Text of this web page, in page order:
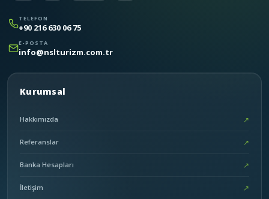
TELEFON
+90 216 630 06 75
E-POSTA
info@nslturizm.com.tr
Kurumsal
Hakkımızda ↗
Referanslar ↗
Banka Hesapları ↗
İletişim ↗